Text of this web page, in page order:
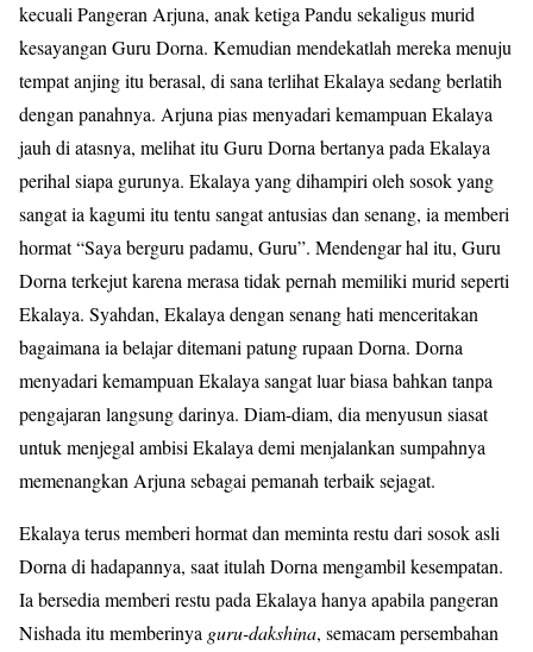
kecuali Pangeran Arjuna, anak ketiga Pandu sekaligus murid
kesayangan Guru Dorna. Kemudian mendekatlah mereka menuju
tempat anjing itu berasal, di sana terlihat Ekalaya sedang berlatih
dengan panahnya. Arjuna pias menyadari kemampuan Ekalaya
jauh di atasnya, melihat itu Guru Dorna bertanya pada Ekalaya
perihal siapa gurunya. Ekalaya yang dihampiri oleh sosok yang
sangat ia kagumi itu tentu sangat antusias dan senang, ia memberi
hormat “Saya berguru padamu, Guru”. Mendengar hal itu, Guru
Dorna terkejut karena merasa tidak pernah memiliki murid seperti
Ekalaya. Syahdan, Ekalaya dengan senang hati menceritakan
bagaimana ia belajar ditemani patung rupaan Dorna. Dorna
menyadari kemampuan Ekalaya sangat luar biasa bahkan tanpa
pengajaran langsung darinya. Diam-diam, dia menyusun siasat
untuk menjegal ambisi Ekalaya demi menjalankan sumpahnya
memenangkan Arjuna sebagai pemanah terbaik sejagat.
Ekalaya terus memberi hormat dan meminta restu dari sosok asli
Dorna di hadapannya, saat itulah Dorna mengambil kesempatan.
Ia bersedia memberi restu pada Ekalaya hanya apabila pangeran
Nishada itu memberinya guru-dakshina, semacam persembahan